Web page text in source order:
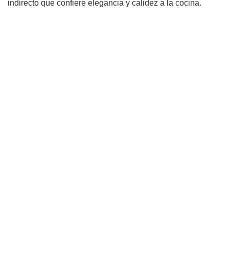
indirecto que confiere elegancia y calidez a la cocina.